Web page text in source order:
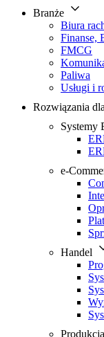
Branże
Biura
Finanse,
FMCG
Paliwa
Usługi i
Rozwiązania dla
Systemy
e-
Handel